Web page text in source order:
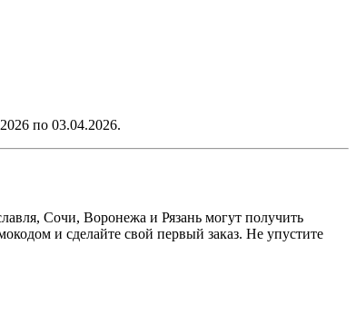
по 03.04.2026.
Сочи, Воронежа и Рязань могут получить
и сделайте свой первый заказ. Не упустите